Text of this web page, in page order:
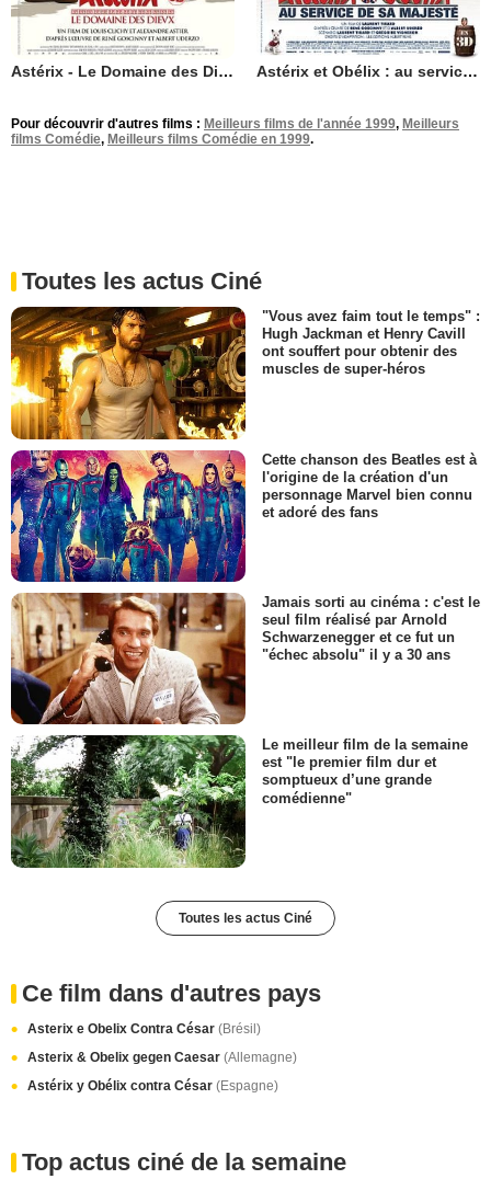
Astérix - Le Domaine des Dieux Astérix et Obélix : au service de Sa Majesté
Pour découvrir d'autres films : Meilleurs films de l'année 1999, Meilleurs
films Comédie, Meilleurs films Comédie en 1999.
Toutes les actus Ciné
"Vous avez faim tout le temps" :
Hugh Jackman et Henry Cavill
ont souffert pour obtenir des
muscles de super-héros
Cette chanson des Beatles est à
l'origine de la création d'un
personnage Marvel bien connu
et adoré des fans
Jamais sorti au cinéma : c'est le
seul film réalisé par Arnold
Schwarzenegger et ce fut un
"échec absolu" il y a 30 ans
Le meilleur film de la semaine
est "le premier film dur et
somptueux d’une grande
comédienne"
Toutes les actus Ciné
Ce film dans d'autres pays
Asterix e Obelix Contra César (Brésil)
Asterix & Obelix gegen Caesar (Allemagne)
Astérix y Obélix contra César (Espagne)
Top actus ciné de la semaine